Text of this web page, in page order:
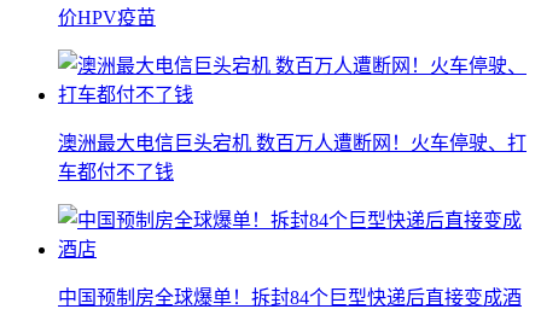
价HPV疫苗
澳洲最大电信巨头宕机 数百万人遭断网！火车停驶、打
车都付不了钱
中国预制房全球爆单！拆封84个巨型快递后直接变成酒